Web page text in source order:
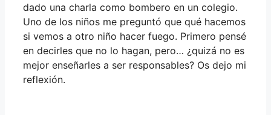
dado una charla como bombero en un colegio.
Uno de los niños me preguntó que qué hacemos
si vemos a otro niño hacer fuego. Primero pensé
en decirles que no lo hagan, pero… ¿quizá no es
mejor enseñarles a ser responsables? Os dejo mi
reflexión.